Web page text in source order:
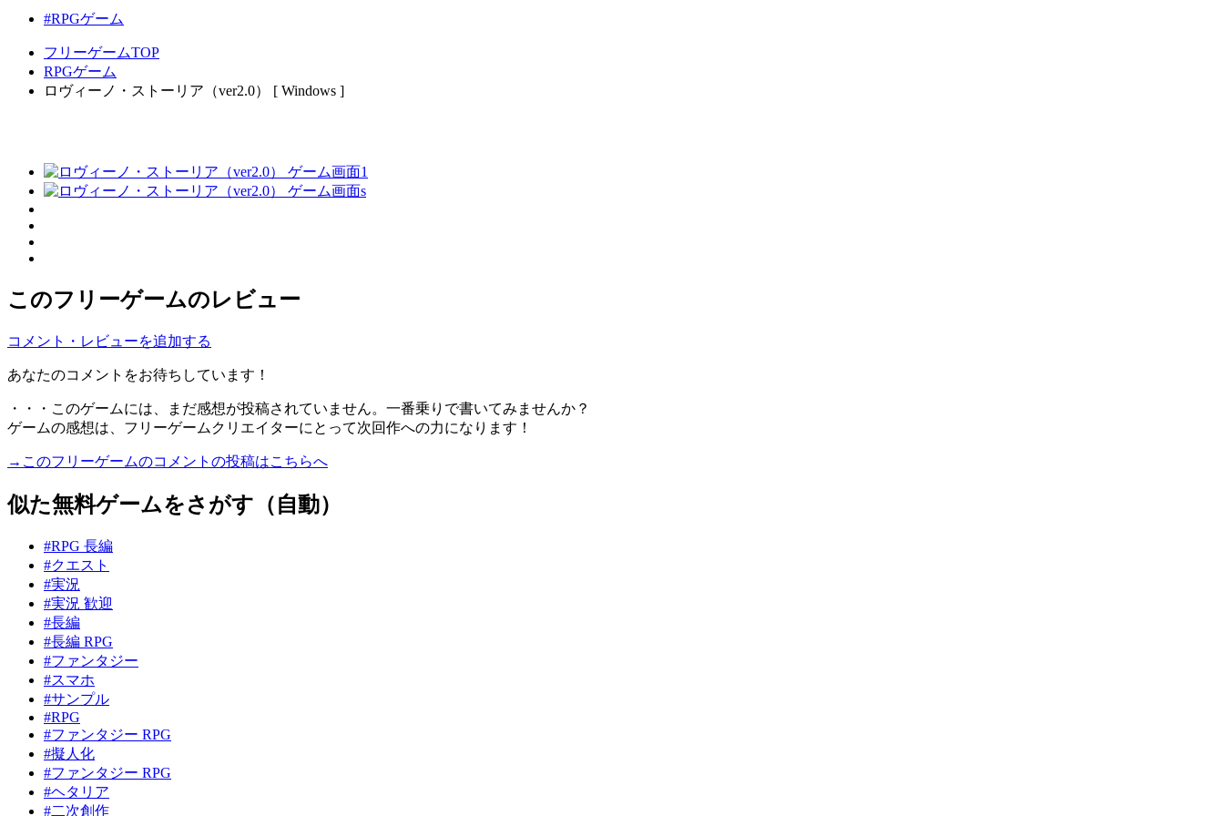
#RPGゲーム
フリーゲームTOP
RPGゲーム
ロヴィーノ・ストーリア（ver2.0） [ Windows ]
このフリーゲームのレビュー
コメント・レビューを追加する
あなたのコメントをお待ちしています！
・・・このゲームには、まだ感想が投稿されていません。一番乗りで書いてみませんか？
ゲームの感想は、フリーゲームクリエイターにとって次回作への力になります！
→このフリーゲームのコメントの投稿はこちらへ
似た無料ゲームをさがす（自動）
#RPG 長編
#クエスト
#実況
#実況 歓迎
#長編
#長編 RPG
#ファンタジー
#スマホ
#サンプル
#RPG
#ファンタジー RPG
#擬人化
#ファンタジー RPG
#ヘタリア
#二次創作